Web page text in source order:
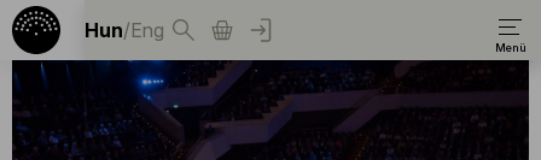
Hun/Eng